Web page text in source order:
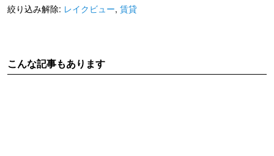
絞り込み解除: レイクビュー, 賃貸
こんな記事もあります